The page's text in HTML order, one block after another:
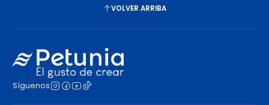
VOLVER ARRIBA
Síguenos